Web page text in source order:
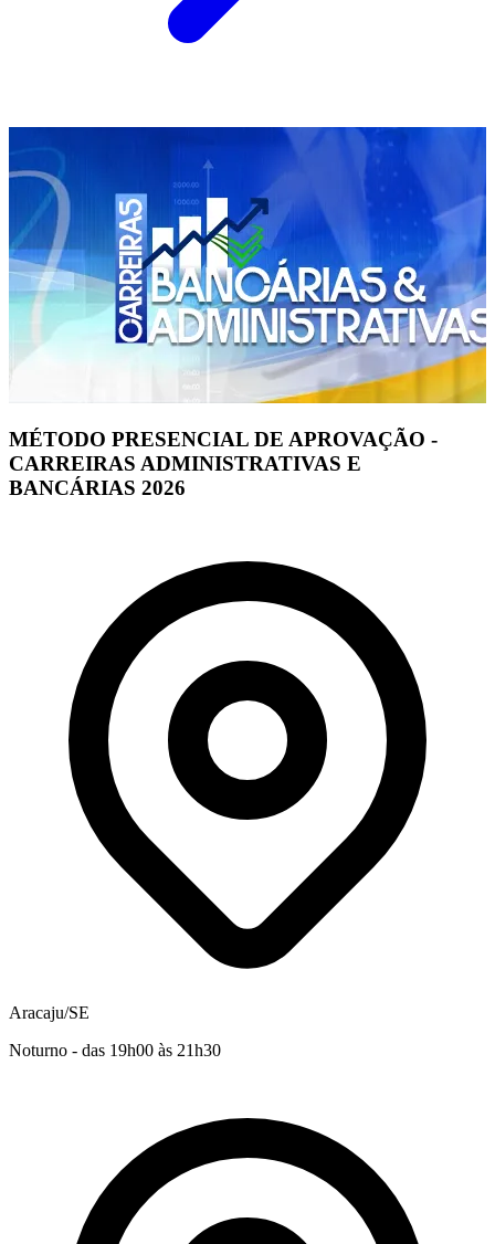
MÉTODO PRESENCIAL DE APROVAÇÃO -
CARREIRAS ADMINISTRATIVAS E
BANCÁRIAS 2026
Aracaju/SE
Noturno - das 19h00 às 21h30